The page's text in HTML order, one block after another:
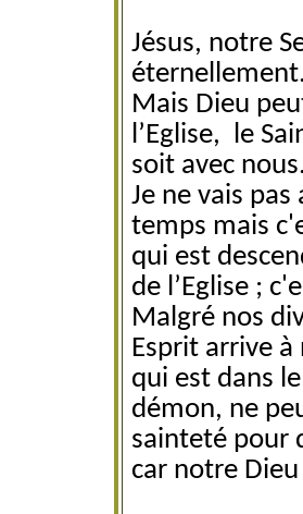
Jésus, notre
Mais Dieu
l’Eglise, le
soit avec nous.
Je ne vais
temps mais
qui est
de l’Eglise ;
Malgré nos
Esprit arrive à
qui est dans
démon, ne
sainteté pour
car notre